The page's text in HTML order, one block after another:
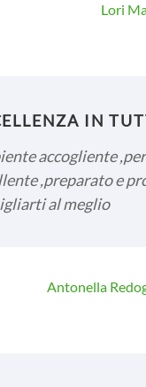
Lori
IN
accogliente
,preparato e
al meglio
Antonella